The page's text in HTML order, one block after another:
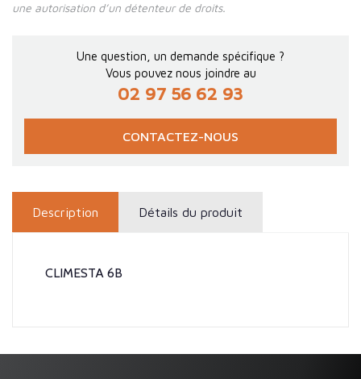
une autorisation d’un détenteur de droits.
Une question, un demande spécifique ?
Vous pouvez nous joindre au
02 97 56 62 93
CONTACTEZ-NOUS
Description Détails du produit
CLIMESTA 6B